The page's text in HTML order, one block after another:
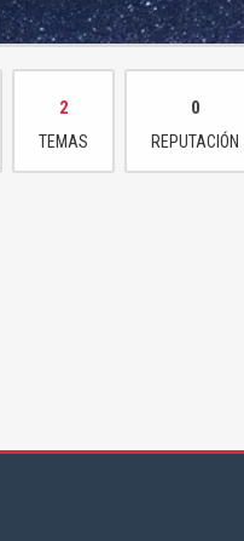
2
TEMAS
0
REPUTACIÓN